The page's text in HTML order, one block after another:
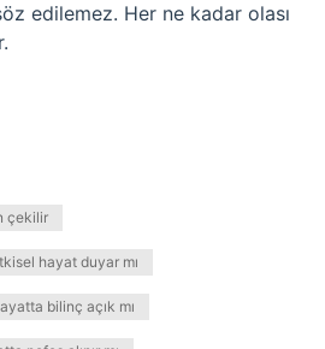
edilemez. Her ne kadar olası
çekilir
hayat duyar mı
bilinç açık mı